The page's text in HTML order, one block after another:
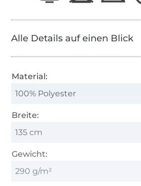
Alle Details auf einen Blick
Material:
100% Polyester
Breite:
135 cm
Gewicht:
290 g/m²